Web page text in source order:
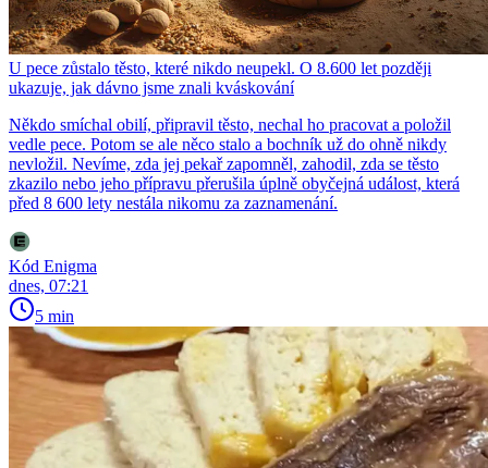
U pece zůstalo těsto, které nikdo neupekl. O 8.600 let později
ukazuje, jak dávno jsme znali kváskování
Někdo smíchal obilí, připravil těsto, nechal ho pracovat a položil
vedle pece. Potom se ale něco stalo a bochník už do ohně nikdy
nevložil. Nevíme, zda jej pekař zapomněl, zahodil, zda se těsto
zkazilo nebo jeho přípravu přerušila úplně obyčejná událost, která
před 8 600 lety nestála nikomu za zaznamenání.
Kód Enigma
dnes, 07:21
5 min